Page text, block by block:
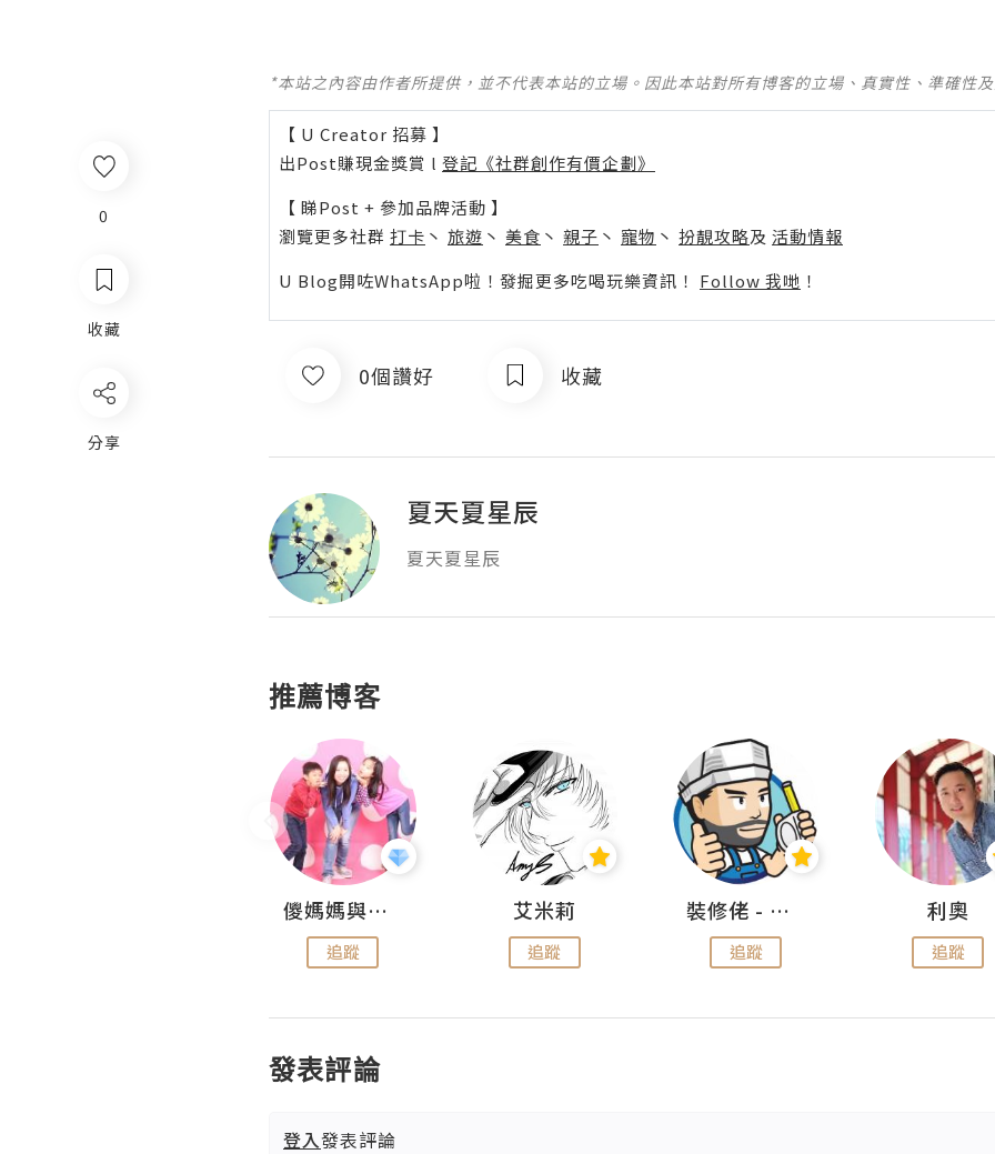
0
收藏
分享
*本站之內容由作者所提供，並不代表本站的立場。因此本站對所有博客的立場、真實性、準確性
【 U Creator 招募 】
出Post賺現金獎賞 l 登記《社群創作有價企劃》
【 睇Post + 參加品牌活動 】
瀏覽更多社群 打卡 丶 旅遊 丶 美食 丶 親子 丶 寵物 丶 扮靚攻略及 活動情報
U Blog開咗WhatsApp啦！發掘更多吃喝玩樂資訊！ Follow 我哋 ！
0個讚好 收藏
夏天夏星辰
推薦博客
儍媽媽與兩隻小魔怪之家
追蹤
艾米莉
追蹤
裝修佬 - 香港一站式網上裝修平台
追蹤
利奧
追蹤
發表評論
登入發表評論